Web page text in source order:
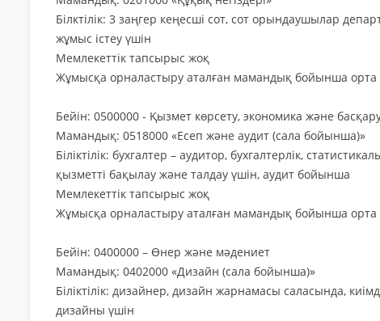
Білктілік: 3 заңгер кеңесші сот, сот орындаушылар
жұмыс істеу үшін
Мемлекеттік тапсырыс жоқ
Жұмысқа орналастыру аталған мамандық бойынша орта
Бейін: 0500000 - Қызмет көрсету, экономика және
Мамандық: 0518000 «Есеп және аудит (сала бойынша)»
Біліктілік: бухгалтер – аудитор, бухгалтерлік,
қызметті бақылау және талдау үшін, аудит бойынша
Мемлекеттік тапсырыс жоқ
Жұмысқа орналастыру аталған мамандық бойынша орта
Бейін: 0400000 – Өнер және мәдениет
Мамандық: 0402000 «Дизайн (сала бойынша)»
Біліктілік: дизайнер, дизайн жарнамасы саласында,
дизайны үшін